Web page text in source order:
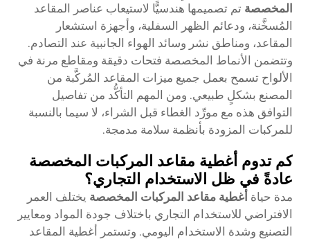
المخصصة تم تصميمها هندسيًّا لاستيعاب عناصر المقاعد
المُسخَّنة، ودعائم الظهر السفلية، وأجهزة استشعار
المقاعد، ومناطق نشر وسائد الهواء الجانبية عند التصادم.
وتتضمن الأنماط المخصصة فتحات دقيقة ومقاطع مرنة في
الألواح تسمح بعمل جميع ميزات المقاعد المُركَّبة من
المصنع بشكلٍ طبيعي. ومن المهم التأكُّد من تفاصيل
التوافق هذه مع مورِّد الغطاء قبل الشراء، لا سيما بالنسبة
للمركبات المزودة بأنظمة سلامة مدمجة.
كم تدوم أغطية مقاعد المركبات المخصصة
عادةً في ظل الاستخدام التجاري؟
مدة حياة أغطية مقاعد المركبات المخصصة يختلف العمر
الافتراضي للاستخدام التجاري باختلاف جودة المواد ومعايير
التصنيع وشدة الاستخدام اليومي. وتستمر أغطية المقاعد